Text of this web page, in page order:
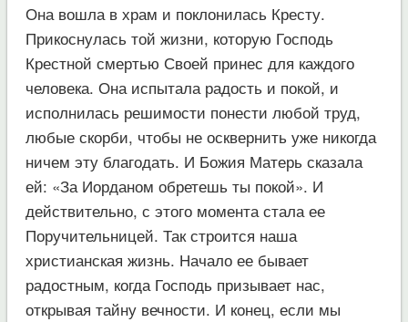
Она вошла в храм и поклонилась Кресту.
Прикоснулась той жизни, которую Господь
Крестной смертью Своей принес для каждого
человека. Она испытала радость и покой, и
исполнилась решимости понести любой труд,
любые скорби, чтобы не осквернить уже никогда
ничем эту благодать. И Божия Матерь сказала
ей: «За Иорданом обретешь ты покой». И
действительно, с этого момента стала ее
Поручительницей. Так строится наша
христианская жизнь. Начало ее бывает
радостным, когда Господь призывает нас,
открывая тайну вечности. И конец, если мы